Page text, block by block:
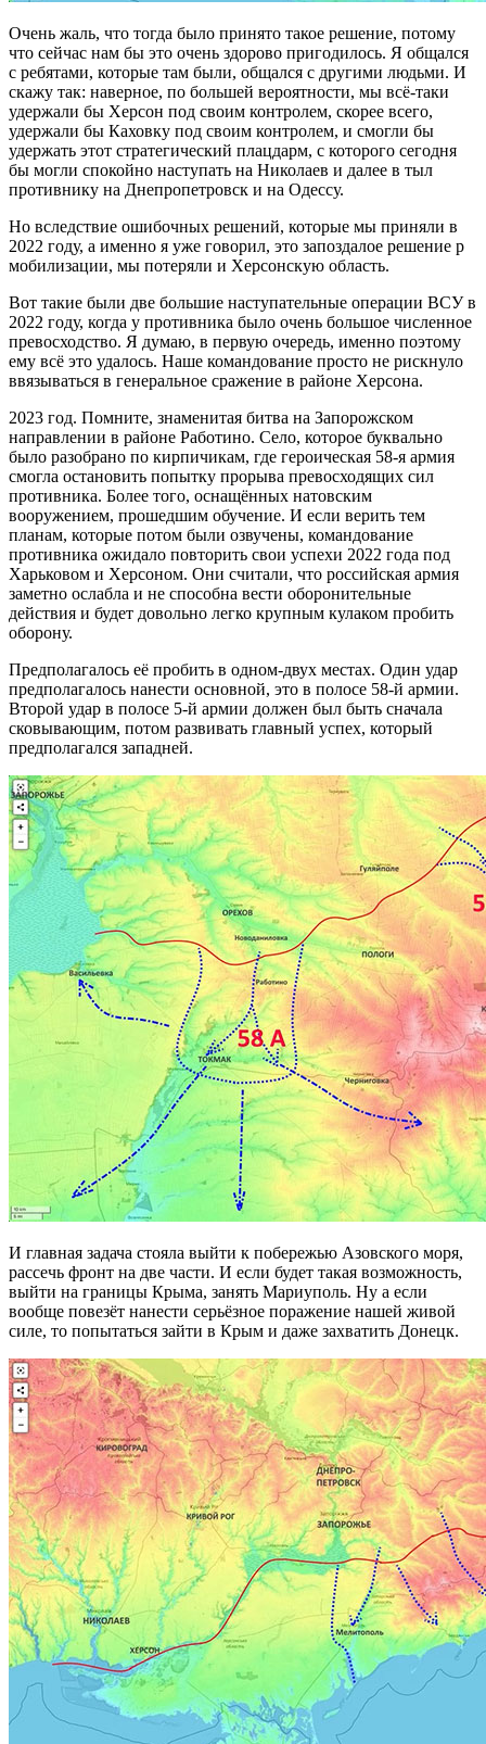
Очень жаль, что тогда было принято такое решение, потому
что сейчас нам бы это очень здорово пригодилось. Я общался
с ребятами, которые там были, общался с другими людьми. И
скажу так: наверное, по большей вероятности, мы всё-таки
удержали бы Херсон под своим контролем, скорее всего,
удержали бы Каховку под своим контролем, и смогли бы
удержать этот стратегический плацдарм, с которого сегодня
бы могли спокойно наступать на Николаев и далее в тыл
противнику на Днепропетровск и на Одессу.
Но вследствие ошибочных решений, которые мы приняли в
2022 году, а именно я уже говорил, это запоздалое решение р
мобилизации, мы потеряли и Херсонскую область.
Вот такие были две большие наступательные операции ВСУ в
2022 году, когда у противника было очень большое численное
превосходство. Я думаю, в первую очередь, именно поэтому
ему всё это удалось. Наше командование просто не рискнуло
ввязываться в генеральное сражение в районе Херсона.
2023 год. Помните, знаменитая битва на Запорожском
направлении в районе Работино. Село, которое буквально
было разобрано по кирпичикам, где героическая 58-я армия
смогла остановить попытку прорыва превосходящих сил
противника. Более того, оснащённых натовским
вооружением, прошедшим обучение. И если верить тем
планам, которые потом были озвучены, командование
противника ожидало повторить свои успехи 2022 года под
Харьковом и Херсоном. Они считали, что российская армия
заметно ослабла и не способна вести оборонительные
действия и будет довольно легко крупным кулаком пробить
оборону.
Предполагалось её пробить в одном-двух местах. Один удар
предполагалось нанести основной, это в полосе 58-й армии.
Второй удар в полосе 5-й армии должен был быть сначала
сковывающим, потом развивать главный успех, который
предполагался западней.
И главная задача стояла выйти к побережью Азовского моря,
рассечь фронт на две части. И если будет такая возможность,
выйти на границы Крыма, занять Мариуполь. Ну а если
вообще повезёт нанести серьёзное поражение нашей живой
силе, то попытаться зайти в Крым и даже захватить Донецк.